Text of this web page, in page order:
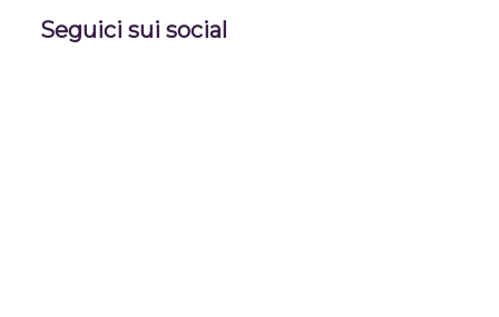
Seguici sui social